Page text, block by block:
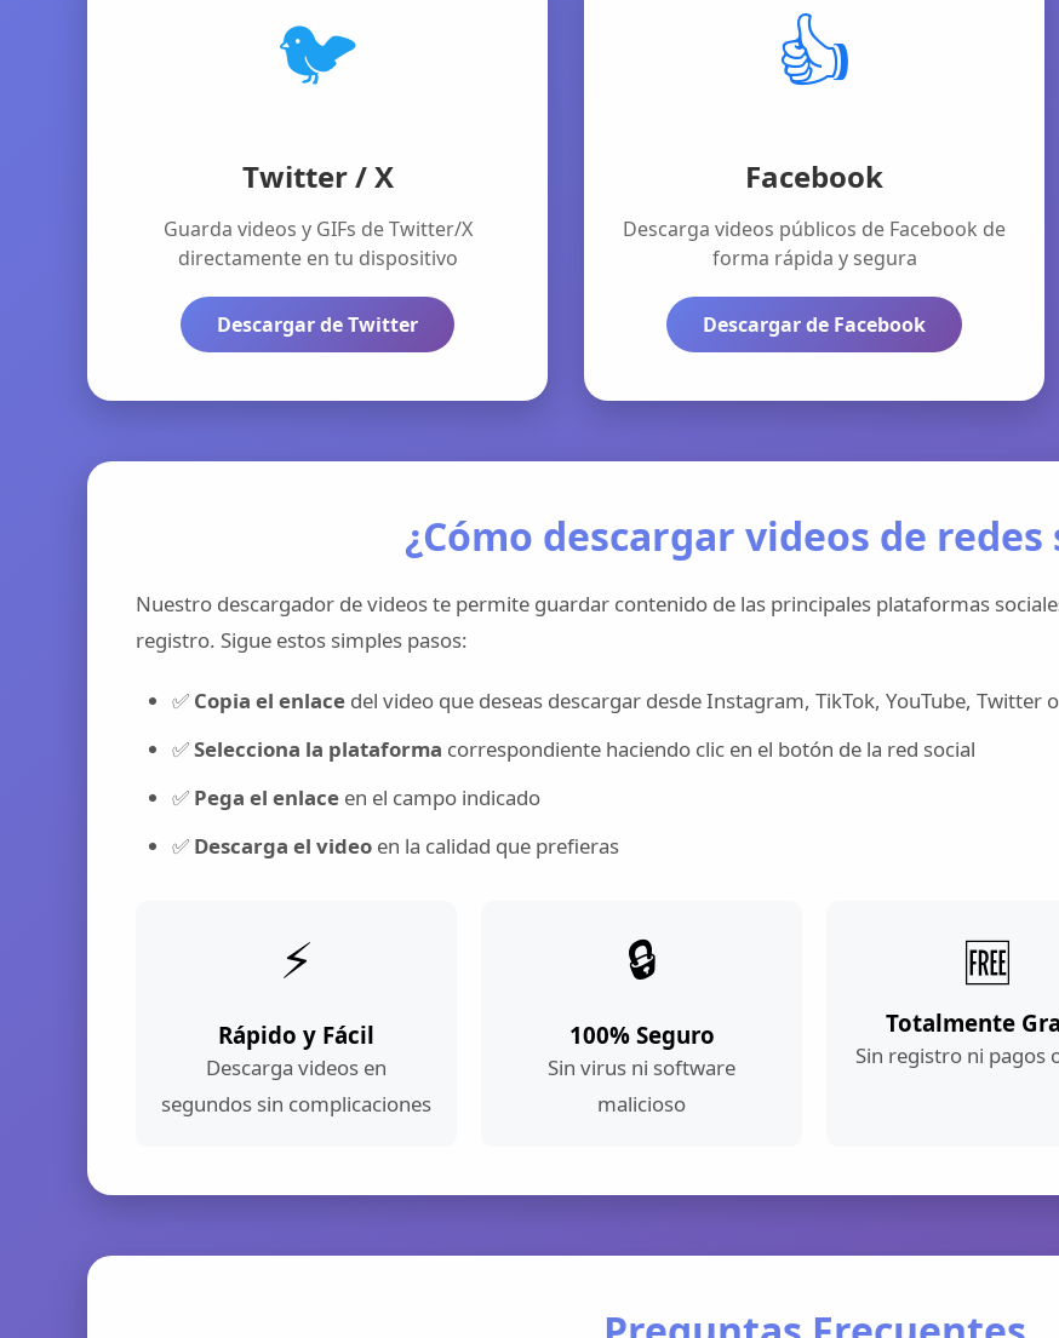
🐦
Twitter / X
Guarda videos y GIFs de Twitter/X
directamente en tu dispositivo
Descargar de Twitter
👍
Facebook
Descarga videos públicos de Facebook de
forma rápida y segura
Descargar de Facebook
¿Cómo descargar videos de redes
Nuestro descargador de videos te permite guardar contenido de las principales plataformas
registro. Sigue estos simples pasos:
✅ Copia el enlace del video que deseas descargar desde Instagram, TikTok, YouTube, Twitter
✅Selecciona la plataforma correspondiente haciendo clic en el botón de la red social
✅ Pega el enlace en el campo indicado
✅ Descarga el video en la calidad que prefieras
⚡
Rápido y Fácil
Descarga videos en
segundos sin complicaciones
🔒
100% Seguro
Sin virus ni software
malicioso
🆓
Totalmente
Sin registro ni pagos